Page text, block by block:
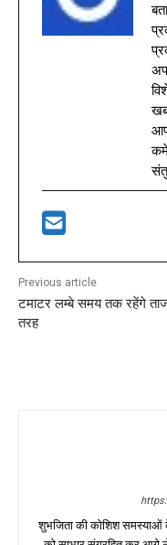
Previous article
टमाटर लम्बे समय तक रहेंगे
तरह
शुभजिता की कोशिश समस्याओं